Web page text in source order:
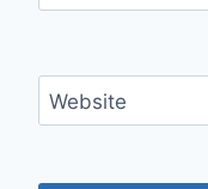
Website